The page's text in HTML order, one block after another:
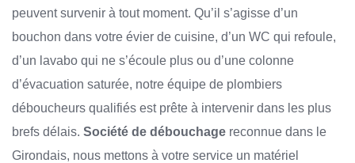
peuvent survenir à tout moment. Qu’il s’agisse d’un
bouchon dans votre évier de cuisine, d’un WC qui refoule,
d’un lavabo qui ne s’écoule plus ou d’une colonne
d’évacuation saturée, notre équipe de plombiers
déboucheurs qualifiés est prête à intervenir dans les plus
brefs délais. Société de débouchage reconnue dans le
Girondais, nous mettons à votre service un matériel